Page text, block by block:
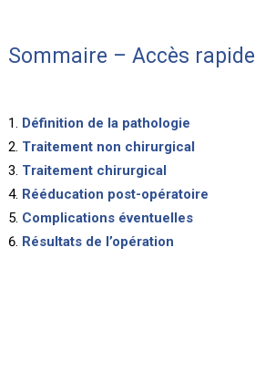
Sommaire – Accès rapide
Définition de la pathologie
Traitement non chirurgical
Traitement chirurgical
Rééducation post-opératoire
Complications éventuelles
Résultats de l’opération